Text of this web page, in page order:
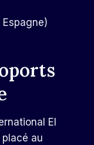
El
au